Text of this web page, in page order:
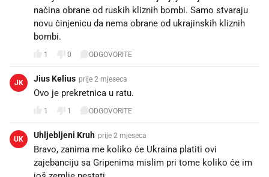
načina obrane od ruskih kliznih bombi. Samo stvaraju
novu činjenicu da nema obrane od ukrajinskih kliznih
bombi.
1 0 ODGOVORITE
JK Jius Kelius prije 2 mjeseca
Ovo je prekretnica u ratu.
1 1 ODGOVORITE
UK Uhljebljeni Kruh prije 2 mjeseca
Bravo, zanima me koliko će Ukraina platiti ovi
zajebanciju sa Gripenima mislim pri tome koliko će im